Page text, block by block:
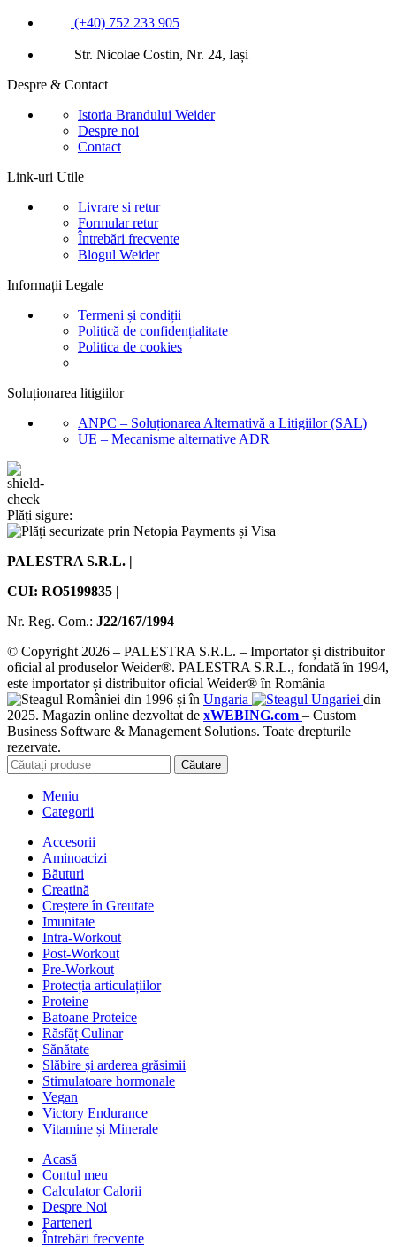
(+40) 752 233 905
Str. Nicolae Costin, Nr. 24, Iași
Despre & Contact
Istoria Brandului Weider
Despre noi
Contact
Link-uri Utile
Livrare si retur
Formular retur
Întrebări frecvente
Blogul Weider
Informații Legale
Termeni și condiții
Politică de confidențialitate
Politica de cookies
Soluționarea litigiilor
ANPC – Soluționarea Alternativă a Litigiilor (SAL)
UE – Mecanisme alternative ADR
Plăți sigure:
PALESTRA S.R.L. |
CUI: RO5199835 |
Nr. Reg. Com.: J22/167/1994
© Copyright 2026 – PALESTRA S.R.L. – Importator și distribuitor
oficial al produselor Weider®. PALESTRA S.R.L., fondată în 1994,
este importator și distribuitor oficial Weider® în România
din 1996 și în Ungaria
din
2025. Magazin online dezvoltat de xWEBING.com – Custom
Business Software & Management Solutions. Toate drepturile
rezervate.
Căutare
Meniu
Categorii
Accesorii
Aminoacizi
Băuturi
Creatină
Creștere în Greutate
Imunitate
Intra-Workout
Post-Workout
Pre-Workout
Protecția articulațiilor
Proteine
Batoane Proteice
Răsfăț Culinar
Sănătate
Slăbire și arderea grăsimii
Stimulatoare hormonale
Vegan
Victory Endurance
Vitamine și Minerale
Acasă
Contul meu
Calculator Calorii
Despre Noi
Parteneri
Întrebări frecvente